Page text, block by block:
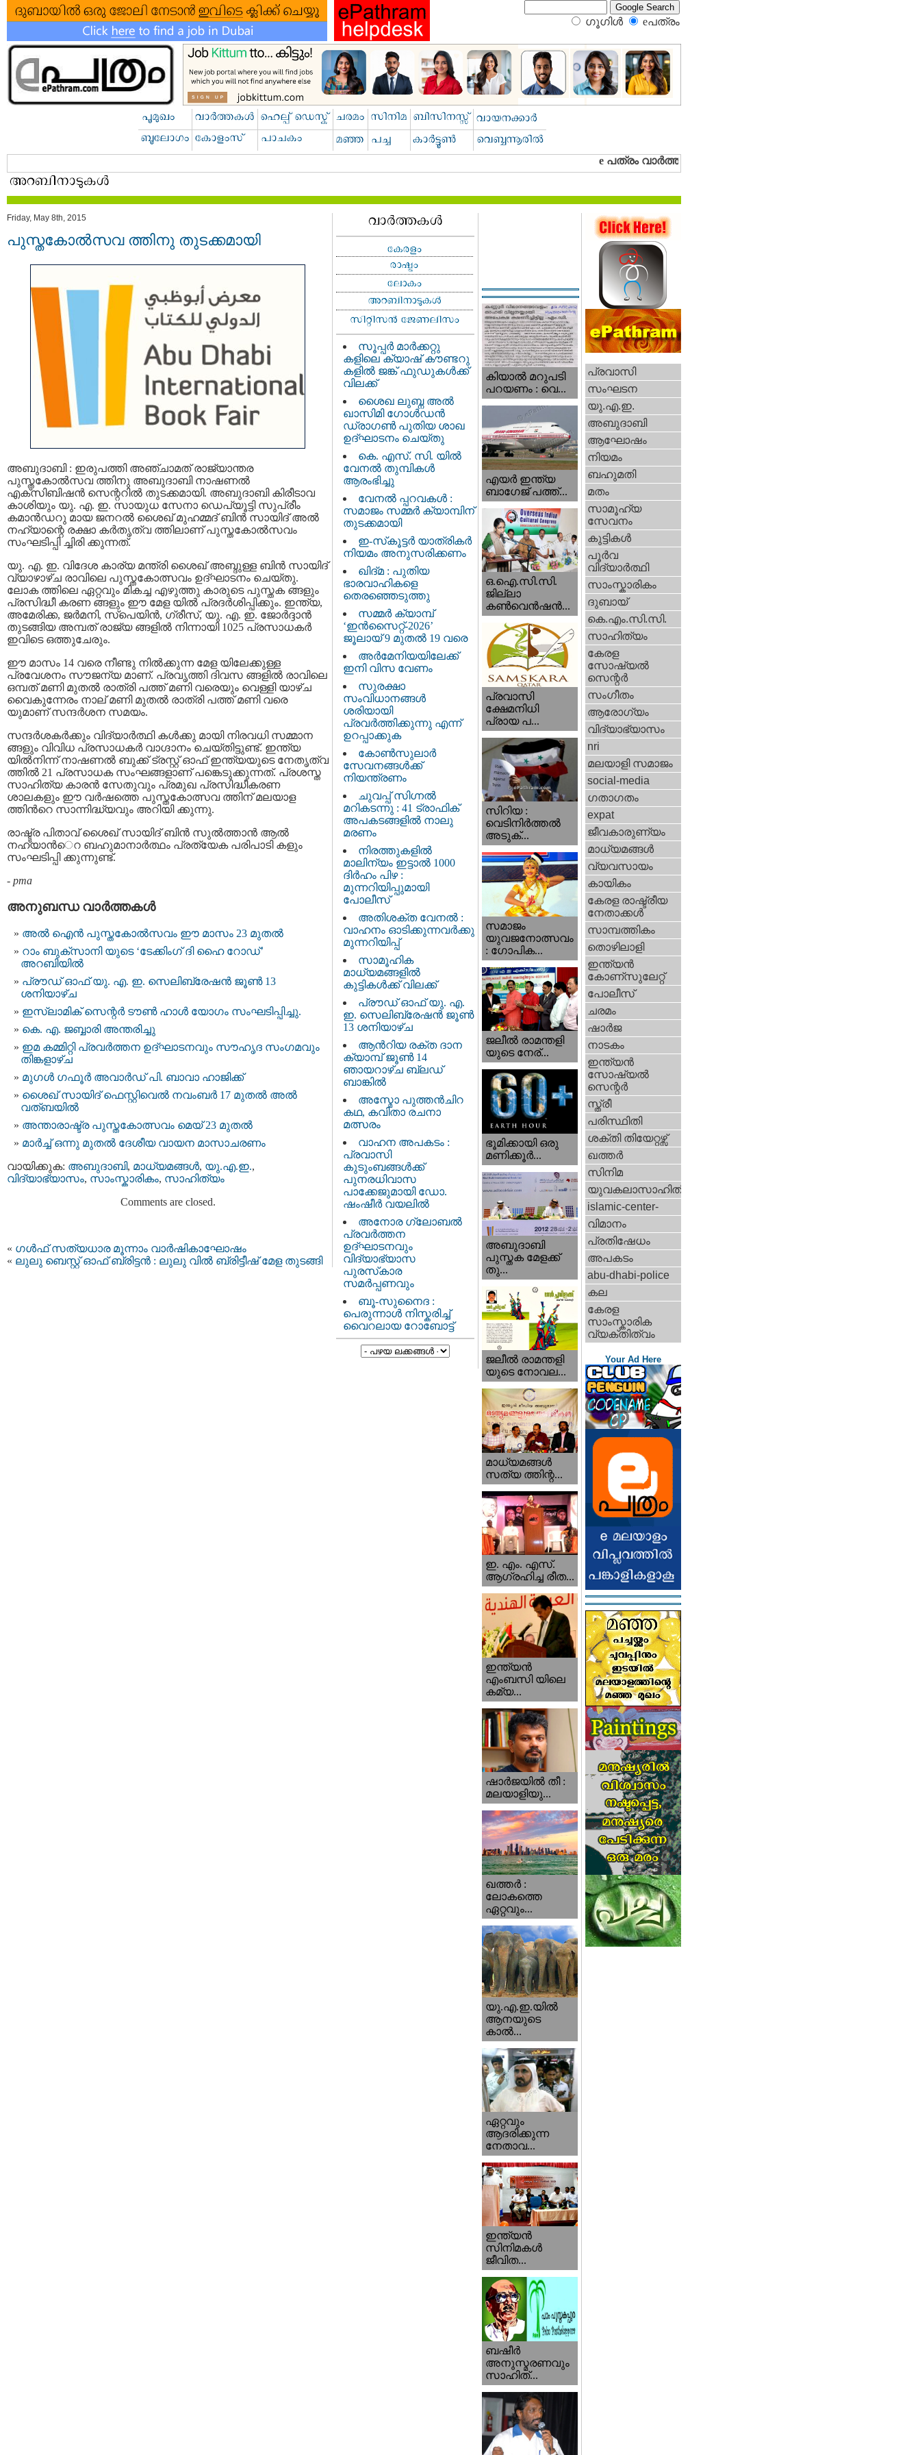
ഗൂഗിള്‍ eപത്രം‍
Friday, May 8th, 2015
പുസ്തകോല്‍സവ ത്തിനു തുടക്കമായി
അബുദാബി : ഇരുപത്തി അഞ്ചാമത് രാജ്യാന്തര
പുസ്തകോല്‍സവ ത്തിനു അബുദാബി നാഷണല്‍
എക്സിബിഷന്‍ സെന്ററിൽ തുടക്കമായി. അബുദാബി കിരീടാവ
കാശിയും യു. എ. ഇ. സായുധ സേനാ ഡെപ്യൂട്ടി സുപ്രീം
കമാന്‍ഡറു മായ ജനറല്‍ ശൈഖ് മുഹമ്മദ് ബിന്‍ സായിദ് അല്‍
നഹ്യാന്റെ രക്ഷാ കര്‍തൃത്വ ത്തിലാണ് പുസ്തകോല്‍സവം
സംഘടിപ്പി ച്ചിരി ക്കുന്നത്.
യു. എ. ഇ. വിദേശ കാര്യ മന്ത്രി ശൈഖ് അബ്ദുള്ള ബിന്‍ സായിദ്
വ്യാഴാഴ്ച രാവിലെ പുസ്തകോത്സവം ഉദ്ഘാടനം ചെയ്തു.
ലോക ത്തിലെ ഏറ്റവും മികച്ച എഴുത്തു കാരുടെ പുസ്തക ങ്ങളും
പ്രസിദ്ധീ കരണ ങ്ങളും ഈ മേള യിൽ പ്രദര്‍ശിപ്പിക്കും. ഇന്ത്യ,
അമേരിക്ക, ജര്‍മനി, സ്പെയിന്‍, ഗ്രീസ്, യു. എ. ഇ. ജോര്‍ദ്ദാന്‍
തുടങ്ങിയ അമ്പത് രാജ്യ ങ്ങളില്‍ നിന്നായി 1025 പ്രസാധകര്‍
ഇവിടെ ഒത്തുചേരും.
ഈ മാസം 14 വരെ നീണ്ടു നില്‍ക്കുന്ന മേള യിലേക്കുള്ള
പ്രവേശനം സൗജന്യ മാണ്. പ്രവൃത്തി ദിവസ ങ്ങളില്‍ രാവിലെ
ഒമ്പത് മണി മുതല്‍ രാത്രി പത്ത് മണി വരെയും വെള്ളി യാഴ്ച
വൈകുന്നേരം നാല് മണി മുതല്‍ രാത്രി പത്ത് മണി വരെ
യുമാണ് സന്ദര്‍ശന സമയം.
സന്ദര്‍ശകര്‍ക്കും വിദ്യാര്‍ത്ഥി കള്‍ക്കു മായി നിരവധി സമ്മാന
ങ്ങളും വിവിധ പ്രസാധകര്‍ വാഗ്ദാനം ചെയ്തിട്ടുണ്ട്. ഇന്ത്യ
യില്‍നിന്ന് നാഷണല്‍ ബുക്ക് ട്രസ്റ്റ് ഓഫ് ഇന്ത്യയുടെ നേതൃത്വ
ത്തില്‍ 21 പ്രസാധക സംഘങ്ങളാണ് പങ്കെടുക്കുന്നത്. പ്രശസ്ത
സാഹിത്യ കാരന്‍ സേതുവും പ്രമുഖ പ്രസിദ്ധീകരണ
ശാലകളും ഈ വര്‍ഷത്തെ പുസ്തകോത്സവ ത്തിന് മലയാള
ത്തിന്‍റെ സാന്നിദ്ധ്യവും അറിയി ക്കുന്നു.
രാഷ്ട്ര പിതാവ് ശൈഖ് സായിദ് ബിന്‍ സുല്‍ത്താന്‍ ആല്‍
നഹ്യാന്‍െറ ബഹുമാനാര്‍ത്ഥം പ്രത്യേക പരിപാടി കളും
സംഘടിപ്പി ക്കുന്നുണ്ട്.
- pma
അനുബന്ധ വാര്‍ത്തകള്‍
അൽ ഐൻ പുസ്തകോൽസവം ഈ മാസം 23 മുതൽ
റാം ബുക്സാനി യുടെ ‘ടേക്കിംഗ് ദി ഹൈ റോഡ്’
അറബിയിൽ
പ്രൗഡ് ഓഫ് യു. എ. ഇ. സെലിബ്രേഷൻ ജൂൺ 13
ശനിയാഴ്ച
ഇസ്‌ലാമിക് സെന്റർ ടൗൺ ഹാൾ യോഗം സംഘടിപ്പിച്ചു.
കെ. എ. ജബ്ബാരി അന്തരിച്ചു
ഇമ കമ്മിറ്റി പ്രവർത്തന ഉദ്ഘാടനവും സൗഹൃദ സംഗമവും
തിങ്കളാഴ്ച
മുഗള്‍ ഗഫൂര്‍ അവാര്‍ഡ് പി. ബാവാ ഹാജിക്ക്
ശൈഖ് സായിദ് ഫെസ്റ്റിവെല്‍ നവംബര്‍ 17 മുതല്‍ അല്‍
വത്ബയില്‍
അന്താരാഷ്ട്ര പുസ്തകോത്സവം മെയ് 23 മുതൽ
മാര്‍ച്ച് ഒന്നു മുതല്‍ ദേശീയ വായന മാസാചരണം
വായിക്കുക: അബുദാബി, മാധ്യമങ്ങള്‍, യു.എ.ഇ.,
വിദ്യാഭ്യാസം, സാംസ്കാരികം, സാഹിത്യം
Comments are closed.
« ഗൾഫ് സത്യധാര മൂന്നാം വാർഷികാഘോഷം
« ലുലു ബെസ്റ്റ് ഓഫ് ബ്രിട്ടന്‍ : ലുലു വില്‍ ബ്രിട്ടീഷ് മേള തുടങ്ങി
സൂപ്പർ മാർക്കറ്റു
കളിലെ ക്യാഷ് കൗണ്ടറു
കളിൽ ജങ്ക് ഫുഡുകൾക്ക്
വിലക്ക്
ശൈഖ ലുബ്ന അൽ
ഖാസിമി ഗോൾഡൻ
ഡ്രാഗൺ പുതിയ ശാഖ
ഉദ്ഘാടനം ചെയ്തു
കെ. എസ്. സി. യിൽ
വേനൽ തുമ്പികൾ
ആരംഭിച്ചു
വേനൽ പ്പറവകൾ :
സമാജം സമ്മർ ക്യാമ്പിന്
തുടക്കമായി
ഇ-സ്‌കൂട്ടർ യാത്രികർ
നിയമം അനുസരിക്കണം
ഖിദ്മ : പുതിയ
ഭാരവാഹികളെ
തെരഞ്ഞെടുത്തു
സമ്മർ ക്യാമ്പ്
‘ഇൻസൈറ്റ്-2026’
ജൂലായ് 9 മുതൽ 19 വരെ
അർമേനിയയിലേക്ക്
ഇനി വിസ വേണം
സുരക്ഷാ
സംവിധാനങ്ങൾ
ശരിയായി
പ്രവർത്തിക്കുന്നു എന്ന്
ഉറപ്പാക്കുക
കോൺസുലാർ
സേവനങ്ങൾക്ക്
നിയന്ത്രണം
ചുവപ്പ് സിഗ്നൽ
മറികടന്നു : 41 ട്രാഫിക്
അപകടങ്ങളിൽ നാലു
മരണം
നിരത്തുകളിൽ
മാലിന്യം ഇട്ടാൽ 1000
ദിർഹം പിഴ :
മുന്നറിയിപ്പുമായി
പോലീസ്
അതിശക്ത വേനൽ :
വാഹനം ഓടിക്കുന്നവർക്കു
മുന്നറിയിപ്പ്
സാമൂഹിക
മാധ്യമങ്ങളിൽ
കുട്ടികൾക്ക് വിലക്ക്
പ്രൗഡ് ഓഫ് യു. എ.
ഇ. സെലിബ്രേഷൻ ജൂൺ
13 ശനിയാഴ്ച
ആൻറിയ രക്ത ദാന
ക്യാമ്പ് ജൂൺ 14
ഞായറാഴ്ച ബ്ലഡ്
ബാങ്കിൽ
അസ്മോ പുത്തൻചിറ
കഥ, കവിതാ രചനാ
മത്സരം
വാഹന അപകടം :
പ്രവാസി
കുടുംബങ്ങൾക്ക്
പുനരധിവാസ
പാക്കേജുമായി ഡോ.
ഷംഷീർ വയലിൽ
അനോര ഗ്ലോബൽ
പ്രവർത്തന
ഉദ്ഘാടനവും
വിദ്യാഭ്യാസ
പുരസ്‌കാര
സമർപ്പണവും
ബൂ-സുനൈദ :
പെരുന്നാൾ നിസ്കരിച്ച്
വൈറലായ റോബോട്ട്
കിയാല്‍ മറുപടി
പറയണം : വെ...
എയര്‍ ഇന്ത്യ
ബാഗേജ് പത്ത്...
ഒ.ഐ.സി.സി.
ജില്ലാ
കൺവെൻഷൻ...
പ്രവാസി
ക്ഷേമനിധി
പ്രായ പ...
സിറിയ :
വെടിനിർത്തൽ
അടുക്...
സമാജം
യുവജനോത്സവം
: ഗോപിക...
ജലീല്‍ രാമന്തളി
യുടെ നേര്...
ഭൂമിക്കായി ഒരു
മണിക്കൂര്‍...
അബുദാബി
പുസ്തക മേളക്ക്
തു...
ജലീല്‍ രാമന്തളി
യുടെ നോവല...
മാധ്യമങ്ങള്‍
സത്യ ത്തിന്റ...
ഇ. എം. എസ്.
ആഗ്രഹിച്ച രീത...
ഇന്ത്യന്‍
എംബസി യിലെ
കമ്യ...
ഷാര്‍ജയില്‍ തീ :
മലയാളിയു...
ഖത്തര്‍ :
ലോകത്തെ
ഏറ്റവും...
യു.എ.ഇ.യില്‍
ആനയുടെ
കാല്‍...
ഏറ്റവും
ആദരിക്കുന്ന
നേതാവ...
ഇന്ത്യന്‍
സിനിമകള്‍
ജീവിത...
ബഷീര്‍
അനുസ്മരണവും
സാഹിത്...
പ്രവാസി
സംഘടന
യു.എ.ഇ.
അബുദാബി
ആഘോഷം
നിയമം
ബഹുമതി
മതം
സാമൂഹ്യ
സേവനം
കുട്ടികള്‍
പൂര്‍വ
വിദ്യാര്‍ത്ഥി
സാംസ്കാരികം
ദുബായ്‌
കെ.എം.സി.സി.
സാഹിത്യം
കേരള
സോഷ്യല്‍
സെന്റര്‍
സംഗീതം
ആരോഗ്യം
വിദ്യാഭ്യാസം
nri
മലയാളി സമാജം
social-media
ഗതാഗതം
expat
ജീവകാരുണ്യം
മാധ്യമങ്ങള്‍
വ്യവസായം
കായികം
കേരള രാഷ്ട്രീയ
നേതാക്കള്‍
സാമ്പത്തികം
തൊഴിലാളി
ഇന്ത്യന്‍
കോണ്സുലേറ്റ്
പോലീസ്
ചരമം
ഷാര്‍ജ
നാടകം
ഇന്ത്യന്‍
സോഷ്യല്‍
സെന്റര്‍
സ്ത്രീ
പരിസ്ഥിതി
ശക്തി തിയേറ്റഴ്സ്
ഖത്തര്‍
സിനിമ
യുവകലാസാഹിതി
islamic-center-
വിമാനം
പ്രതിഷേധം
അപകടം
abu-dhabi-police
കല
കേരള
സാംസ്കാരിക
വ്യക്തിത്വം
Your Ad Here